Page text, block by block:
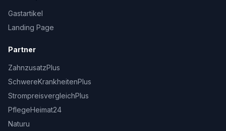
Gastartikel
Landing Page
Partner
ZahnzusatzPlus
SchwereKrankheitenPlus
StrompreisvergleichPlus
PflegeHeimat24
Naturu